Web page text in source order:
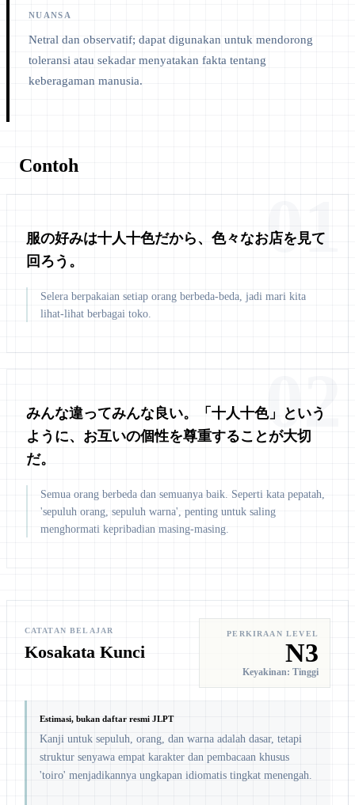
NUANSA
Netral dan observatif; dapat digunakan untuk mendorong
toleransi atau sekadar menyatakan fakta tentang
keberagaman manusia.
Contoh
01
服の好みは十人十色だから、色々なお店を見て
回ろう。
Selera berpakaian setiap orang berbeda-beda, jadi mari kita
lihat-lihat berbagai toko.
02
みんな違ってみんな良い。「十人十色」という
ように、お互いの個性を尊重することが大切
だ。
Semua orang berbeda dan semuanya baik. Seperti kata pepatah,
'sepuluh orang, sepuluh warna', penting untuk saling
menghormati kepribadian masing-masing.
CATATAN BELAJAR
Kosakata Kunci
PERKIRAAN LEVEL
N3
Keyakinan: Tinggi
Estimasi, bukan daftar resmi JLPT
Kanji untuk sepuluh, orang, dan warna adalah dasar, tetapi
struktur senyawa empat karakter dan pembacaan khusus
'toiro' menjadikannya ungkapan idiomatis tingkat menengah.